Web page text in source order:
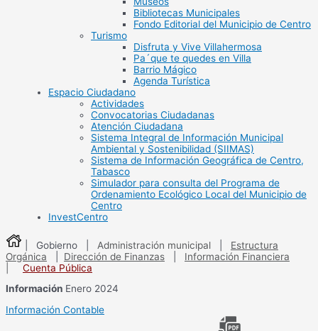
Bibliotecas Municipales
Fondo Editorial del Municipio de Centro
Turismo
Disfruta y Vive Villahermosa
Pa´que te quedes en Villa
Barrio Mágico
Agenda Turística
Espacio Ciudadano
Actividades
Convocatorias Ciudadanas
Atención Ciudadana
Sistema Integral de Información Municipal
Ambiental y Sostenibilidad (SIIMAS)
Sistema de Información Geográfica de Centro,
Tabasco
Simulador para consulta del Programa de
Ordenamiento Ecológico Local del Municipio de
Centro
InvestCentro
| Gobierno | Administración municipal
Estructura
Orgánica
Dirección de Finanzas
Información Financiera
Cuenta Pública
Información Enero 2024
Información Contable